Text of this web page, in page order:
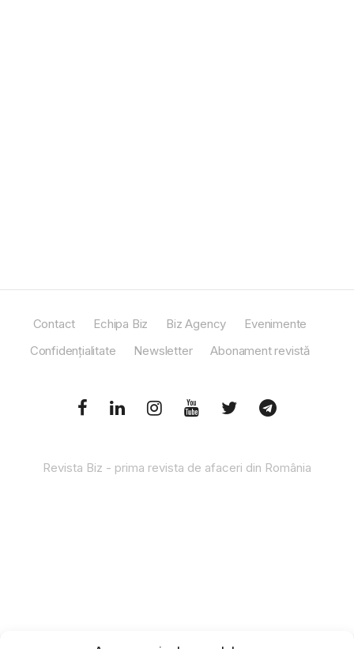
Contact Echipa Biz Biz Agency
Evenimente
Confidențialitate
Newsletter Abonament revistă
Revista Biz - prima revista de afaceri din România